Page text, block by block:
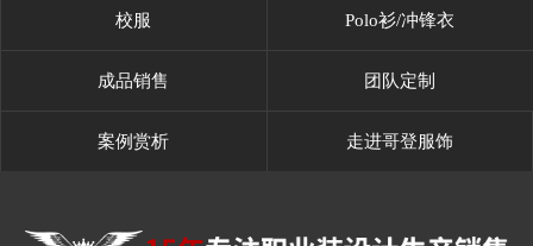
校服 Polo衫/冲锋衣
成品销售 团队定制
案例赏析 走进哥登服饰